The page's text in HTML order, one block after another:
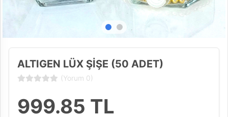
ALTIGEN LÜX ŞİŞE (50 ADET)
(Yorum 0)
999.85 TL